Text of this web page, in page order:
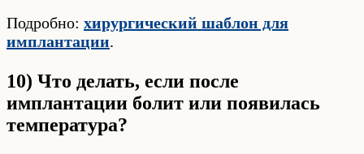
Подробно: хирургический шаблон для
имплантации.
10) Что делать, если после
имплантации болит или появилась
температура?